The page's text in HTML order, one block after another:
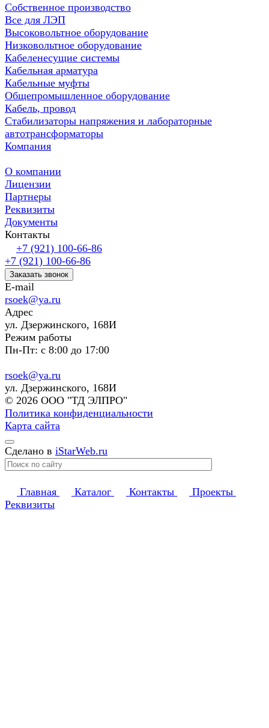
Собственное производство
Все для ЛЭП
Высоковольтное оборудование
Низковольтное оборудование
Кабеленесущие системы
Кабельная арматура
Кабельные муфты
Общепромышленное оборудование
Кабель, провод
Стабилизаторы напряжения и лабораторные
автотрансформаторы
Компания
О компании
Лицензии
Партнеры
Реквизиты
Документы
Контакты
+7 (921) 100-66-86
+7 (921) 100-66-86
Заказать звонок
E-mail
rsoek@ya.ru
Адрес
ул. Дзержинского, 168И
Режим работы
Пн-Пт: с 8:00 до 17:00
rsoek@ya.ru
ул. Дзержинского, 168И
© 2026 ООО "ТД ЭЛПРО"
Политика конфиденциальности
Карта сайта
Сделано в iStarWeb.ru
Главная Каталог Контакты
Проекты
Реквизиты